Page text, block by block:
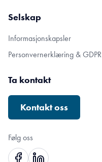
Selskap
Informasjonskapsler
Personvernerklæring & GDPR
Ta kontakt
Kontakt oss
Følg oss